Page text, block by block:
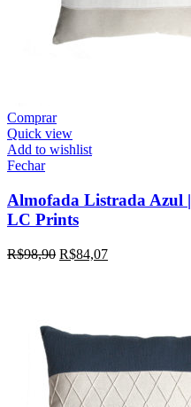
Comprar
Quick view
Add to wishlist
Fechar
Almofada Listrada Azul |
LC Prints
R$98,90 R$84,07